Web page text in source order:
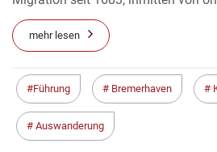
mehr lesen
Führung Bremerhaven
Auswanderung